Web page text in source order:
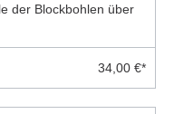
der Blockbohlen über
34,00 €*